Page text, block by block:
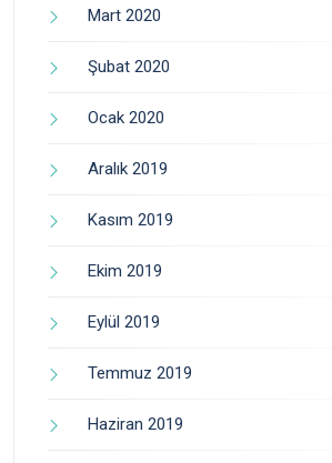
Mart 2020
Şubat 2020
Ocak 2020
Aralık 2019
Kasım 2019
Ekim 2019
Eylül 2019
Temmuz 2019
Haziran 2019